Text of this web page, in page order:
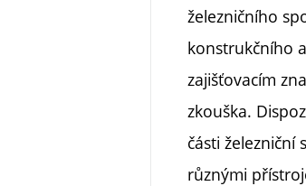
železničního
konstrukčního
zajišťovacím
zkouška.
části železniční
různými